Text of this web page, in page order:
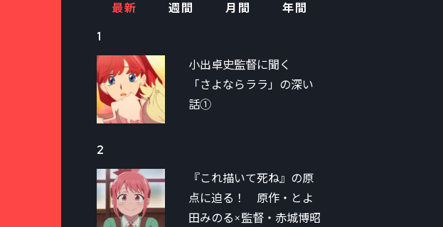
最新 週間 月間
年間
1
小出卓史監督に聞く
「さよならララ」の深い
話①
2
『これ描いて死ね』の原
点に迫る！ 原作・とよ
田みのる×監督・赤城博昭